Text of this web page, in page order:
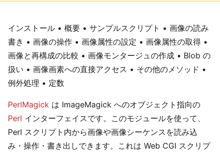
インストール • 概要 • サンプルスクリプト • 画像の読み
書き • 画像の操作 • 画像属性の設定 • 画像属性の取得 •
画像と再構成の比較 • 画像モンタージュの作成 • Blob の
扱い • 画像画素への直接アクセス • その他のメソッド •
例外処理 • 定数
PerlMagick は ImageMagick へのオブジェクト指向の
Perl インターフェイスです。このモジュールを使って、
Perl スクリプト内から画像や画像シーケンスを読み込
み・操作・書き出しできます。これは Web CGI スクリプ